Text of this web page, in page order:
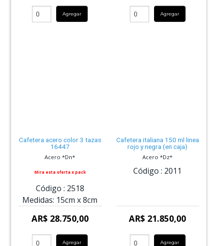
Agregar Agregar
Cafetera acero color 3 tazas
16447
Acero *Dn*
Mira esta oferta x pack
Código : 2518
Medidas: 15cm x8cm
AR$ 28.750,00
Agregar
Cafetera italiana 150 ml linea
rojo y negra (en caja)
Acero *Dz*
Código : 2011
AR$ 21.850,00
Agregar